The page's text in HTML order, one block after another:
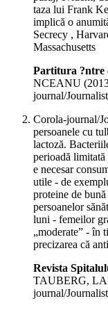
taza lui Frank
implică o
Secrecy ,
Massachusetts
Partitura ?ntre
NCEANU (
journal/
Corola-journal/
persoanele cu
lactoză.
perioadă
e necesar
utile - de
proteine de
persoanelor
luni - femeilor
„moderate” - în
precizarea că
Revista
TAUBERG,
journal/